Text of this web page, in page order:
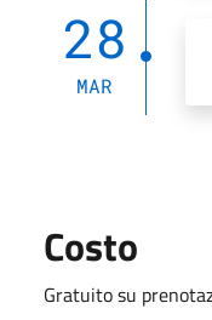
28
MAR
Costo
Gratuito su